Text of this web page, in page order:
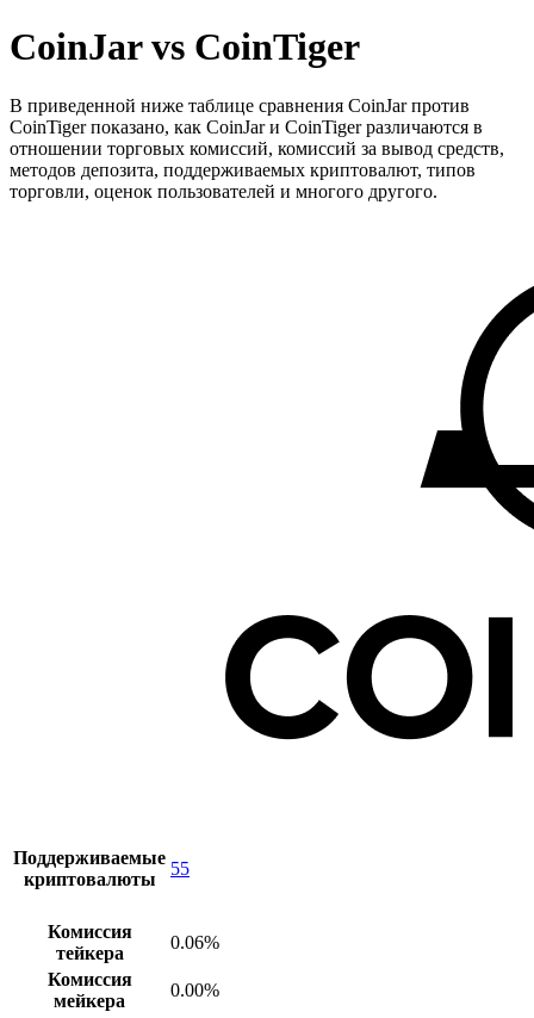
CoinJar vs CoinTiger
В приведенной ниже таблице сравнения CoinJar против
CoinTiger показано, как CoinJar и CoinTiger различаются в
отношении торговых комиссий, комиссий за вывод средств,
методов депозита, поддерживаемых криптовалют, типов
торговли, оценок пользователей и многого другого.
Поддерживаемые
криптовалюты
55
Комиссия
тейкера
0.06%
Комиссия
мейкера
0.00%